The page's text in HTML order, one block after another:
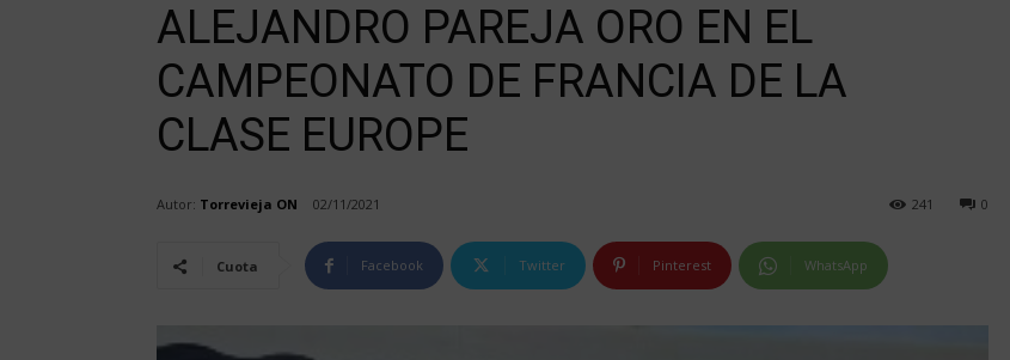
ALEJANDRO PAREJA ORO EN EL
CAMPEONATO DE FRANCIA DE LA
CLASE EUROPE
Autor: Torrevieja ON 02/11/2021 0
241
Cuota Facebook Twitter Pinterest WhatsApp